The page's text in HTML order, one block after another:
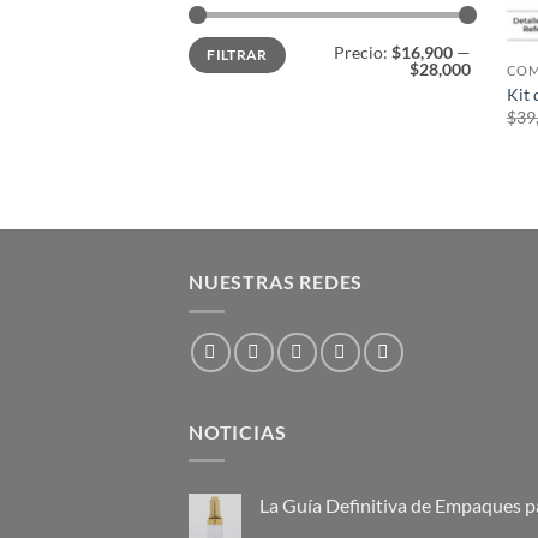
Precio
mínimo
Precio
máximo
FILTRAR Precio: $16,900 —
$28,000
Kit
$
NUESTRAS REDES
NOTICIAS
La Guía Definitiva de Empaques